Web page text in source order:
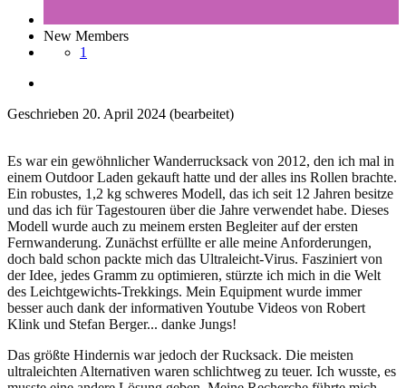
New Members
1
Geschrieben 20. April 2024 (bearbeitet)
Es war ein gewöhnlicher Wanderrucksack von 2012, den ich mal in
einem Outdoor Laden gekauft hatte und der alles ins Rollen brachte.
Ein robustes, 1,2 kg schweres Modell, das ich seit 12 Jahren besitze
und das ich für Tagestouren über die Jahre verwendet habe. Dieses
Modell wurde auch zu meinem ersten Begleiter auf der ersten
Fernwanderung. Zunächst erfüllte er alle meine Anforderungen,
doch bald schon packte mich das Ultraleicht-Virus. Fasziniert von
der Idee, jedes Gramm zu optimieren, stürzte ich mich in die Welt
des Leichtgewichts-Trekkings. Mein Equipment wurde immer
besser auch dank der informativen Youtube Videos von Robert
Klink und Stefan Berger... danke Jungs!
Das größte Hindernis war jedoch der Rucksack. Die meisten
ultraleichten Alternativen waren schlichtweg zu teuer. Ich wusste, es